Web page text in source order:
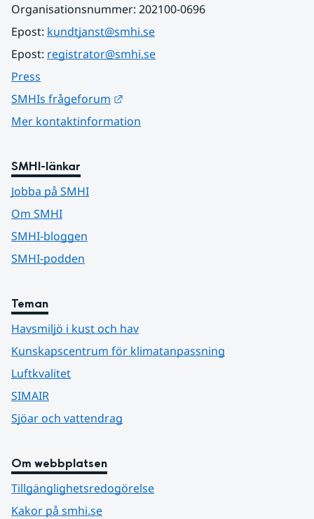
Organisationsnummer: 202100-0696
Epost: kundtjanst@smhi.se
Epost: registrator@smhi.se
Press
SMHIs frågeforum
Mer kontaktinformation
SMHI-länkar
Jobba på SMHI
Om SMHI
SMHI-bloggen
SMHI-podden
Teman
Havsmiljö i kust och hav
Kunskapscentrum för klimatanpassning
Luftkvalitet
SIMAIR
Sjöar och vattendrag
Om webbplatsen
Tillgänglighetsredogörelse
Kakor på smhi.se